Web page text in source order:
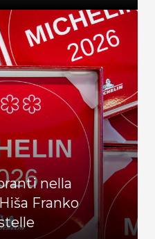
nella
Franko